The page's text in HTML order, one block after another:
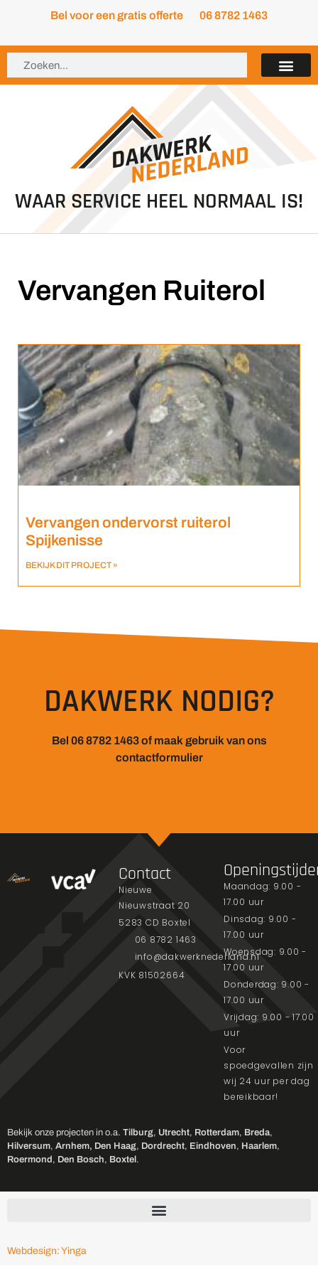
Bel voor een gratis offerte 06 8782 1463
WAAR SERVICE HEEL NORMAAL IS!
Vervangen Ruiterol
Vervangen ondervorst ruiterol
Spijkenisse
BEKIJK DIT PROJECT »
DAKWERK NODIG?
Bel 06 8782 1463 of maak gebruik van ons
contactformulier
Contact
Nieuwe
Nieuwstraat 20
5283 CD Boxtel
06 8782 1463
info@dakwerknederland.nl
KVK 81502664
Maandag: 9.00 -
17.00 uur
Dinsdag: 9.00 -
17.00 uur
Woensdag: 9.00 -
17.00 uur
Donderdag: 9.00 -
17.00 uur
Vrijdag: 9.00 - 17.00
uur
Voor
spoedgevallen zijn
wij 24 uur per dag
bereikbaar!
Bekijk onze projecten in o.a. Tilburg, Utrecht, Rotterdam, Breda,
Hilversum, Arnhem, Den Haag, Dordrecht, Eindhoven, Haarlem,
Roermond , Den Bosch, Boxtel .
Webdesign: Yinga